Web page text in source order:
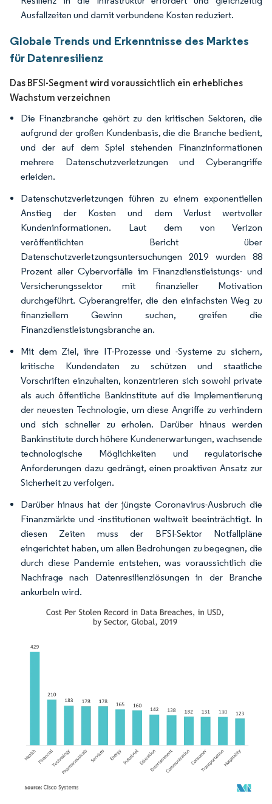
Ausfallzeiten und damit verbundene Kosten reduziert.
Globale Trends und Erkenntnisse des Marktes
für Datenresilienz
Das BFSI-Segment wird voraussichtlich ein erhebliches
Wachstum verzeichnen
Die Finanzbranche gehört zu den kritischen Sektoren, die
aufgrund der großen Kundenbasis, die die Branche bedient,
und der auf dem Spiel stehenden Finanzinformationen
mehrere Datenschutzverletzungen und Cyberangriffe
erleiden.
Datenschutzverletzungen führen zu einem exponentiellen
Anstieg der Kosten und dem Verlust wertvoller
Kundeninformationen. Laut dem von Verizon
veröffentlichten Bericht über
Datenschutzverletzungsuntersuchungen 2019 wurden 88
Prozent aller Cybervorfälle im Finanzdienstleistungs- und
Versicherungssektor mit finanzieller Motivation
durchgeführt. Cyberangreifer, die den einfachsten Weg zu
finanziellem Gewinn suchen, greifen die
Finanzdienstleistungsbranche an.
Mit dem Ziel, ihre IT-Prozesse und -Systeme zu sichern,
kritische Kundendaten zu schützen und staatliche
Vorschriften einzuhalten, konzentrieren sich sowohl private
als auch öffentliche Bankinstitute auf die Implementierung
der neuesten Technologie, um diese Angriffe zu verhindern
und sich schneller zu erholen. Darüber hinaus werden
Bankinstitute durch höhere Kundenerwartungen, wachsende
technologische Möglichkeiten und regulatorische
Anforderungen dazu gedrängt, einen proaktiven Ansatz zur
Sicherheit zu verfolgen.
Darüber hinaus hat der jüngste Coronavirus-Ausbruch die
Finanzmärkte und -institutionen weltweit beeinträchtigt. In
diesen Zeiten muss der BFSI-Sektor Notfallpläne
eingerichtet haben, um allen Bedrohungen zu begegnen, die
durch diese Pandemie entstehen, was voraussichtlich die
Nachfrage nach Datenresilienzlösungen in der Branche
ankurbeln wird.